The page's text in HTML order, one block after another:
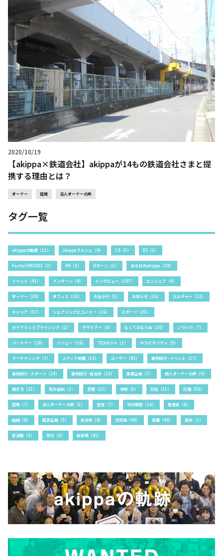
2020/10/19
【akippa×鉄道会社】akippaが14もの鉄道会社さまと提
携する理由とは？
オーナー 提携 法人オーナーの声
タグ一覧
akippaの軌跡（11） akippaマルシェ（9） CS（5） EV（2）
FactorISM2023（2） HR（3） Uターン（2） ある日のakippa（28）
イベント（41） インターン（9） インタビュー（107） エンジニア（4）
オーナー（38） オフィス（13） お出かけ（5） お知らせ（16） カルチャー（13）
キャリア（37） シェアリングエコノミー（16） スポーツ（25）
ダイナミックプライシング（2） デザイナー（6） なくてはならぬ（20） ノウハウ（7）
パートナー（28） バリュー（16） プロダクト（1） ホスピタリティ（5）
マーケティング（7） メディア掲載（14） ユーザー（43） 事例紹介 -イベント（17）
事例紹介 -スポーツ（14） 事例紹介 -自治体（10） 事業企画（7） 個人オーナーの声（4）
働き方（21） 免許返納（1） 営業（22） 季節（5） 対談（11） 広報（56）
提携（7） 法人オーナーの声（3） 登壇（7） 社内制度（16） 管理部（6）
組織（8） 経営企画（3） 自治体（8） 豆知識（40） 連載（48） 運用（1）
部活動（3） 防災（6） 駐車場（91）